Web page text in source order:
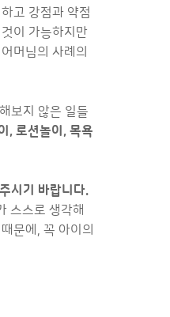
고 강점과 약점
이 가능하지만
머님의 사례의
보지 않은 일들
, 로션놀이, 목욕
시기 바랍니다.
스스로 생각해
문에, 꼭 아이의